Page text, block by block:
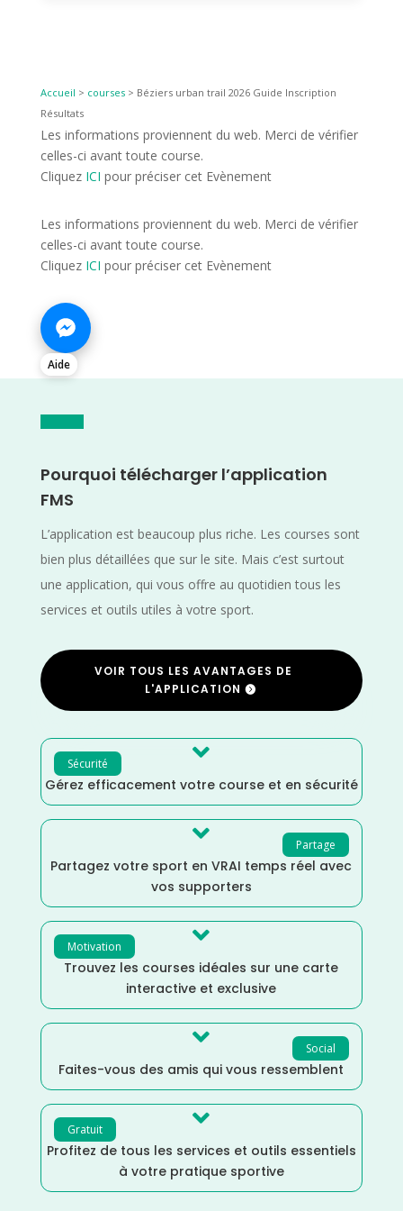
Accueil > courses> Béziers urban trail 2026 Guide Inscription
Résultats
Les informations proviennent du web. Merci de vérifier
celles-ci avant toute course.
Cliquez ICI pour préciser cet Evènement
Les informations proviennent du web. Merci de vérifier
celles-ci avant toute course.
Cliquez ICI pour préciser cet Evènement
Aide
Pourquoi télécharger l’application
FMS
L’application est beaucoup plus riche. Les courses sont
bien plus détaillées que sur le site. Mais c’est surtout
une application, qui vous offre au quotidien tous les
services et outils utiles à votre sport.
VOIR TOUS LES AVANTAGES DE
L'APPLICATION
Sécurité 
Gérez efficacement votre course et en sécurité
Partage

Partagez votre sport en VRAI temps réel avec
vos supporters
Motivation 
Trouvez les courses idéales sur une carte
interactive et exclusive
Social

Faites-vous des amis qui vous ressemblent
Gratuit 
Profitez de tous les services et outils essentiels
à votre pratique sportive